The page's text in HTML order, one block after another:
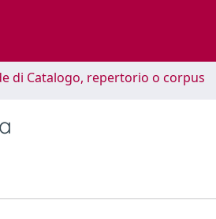
di Catalogo, repertorio o corpus